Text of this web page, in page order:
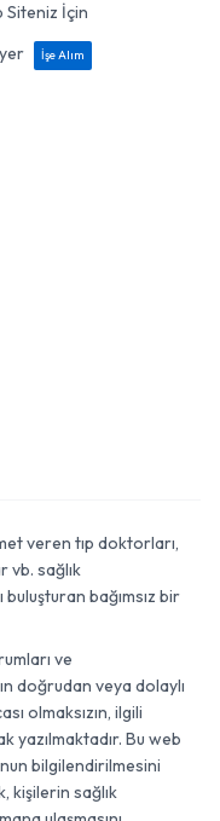
Siteniz İçin
İşe Alım
veren tıp doktorları,
sağlık
bağımsız bir
ve
doğrudan veya dolaylı
olmaksızın, ilgili
yazılmaktadır. Bu web
bilgilendirilmesini
kişilerin sağlık